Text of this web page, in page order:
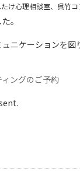
け心理相談室、呉竹コ
。
ニケーションを
ングのご予約